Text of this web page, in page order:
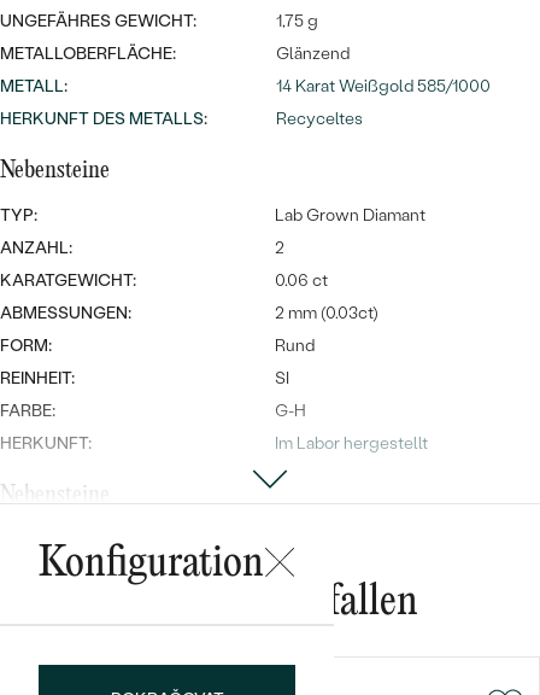
Bestseller
UNGEFÄHRES GEWICHT:
1,75 g
METALLOBERFLÄCHE:
Glänzend
METALL:
14 Karat Weißgold 585/1000
HERKUNFT DES METALLS: Recyceltes
Nebensteine
TYP:
Lab Grown Diamant
ANZAHL:
2
KARATGEWICHT:
0.06 ct
ABMESSUNGEN:
2 mm (0.03ct)
FORM:
Rund
REINHEIT:
SI
FARBE:
G-H
HERKUNFT:
Im Labor hergestellt
Nebensteine
ANZAHL:
2
FORM:
Rund
Konfiguration
Das könnte Ihnen gefallen